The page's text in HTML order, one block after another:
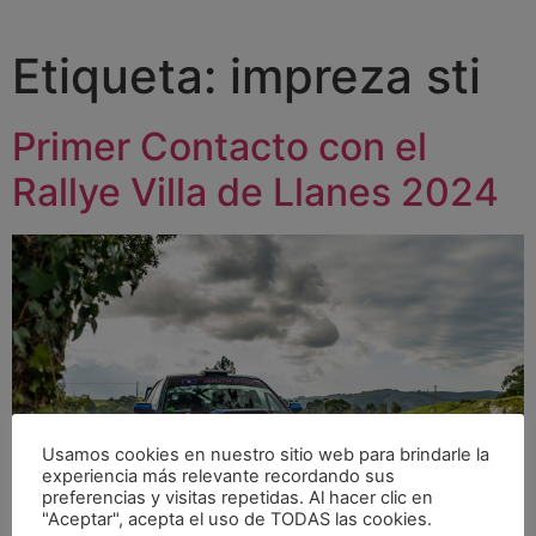
Etiqueta: impreza sti
Primer Contacto con el
Rallye Villa de Llanes 2024
Usamos cookies en nuestro sitio web para brindarle la
experiencia más relevante recordando sus
preferencias y visitas repetidas. Al hacer clic en
"Aceptar", acepta el uso de TODAS las cookies.